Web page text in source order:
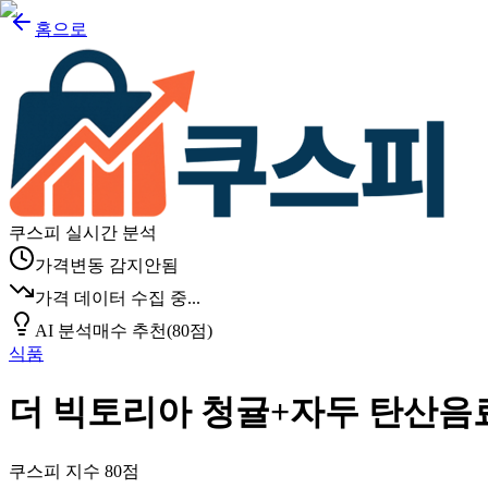
홈으로
쿠스피 실시간 분석
가격변동 감지안됨
가격 데이터 수집 중...
AI 분석매수 추천(80점)
식품
더 빅토리아 청귤+자두 탄산음
쿠스피 지수 80점